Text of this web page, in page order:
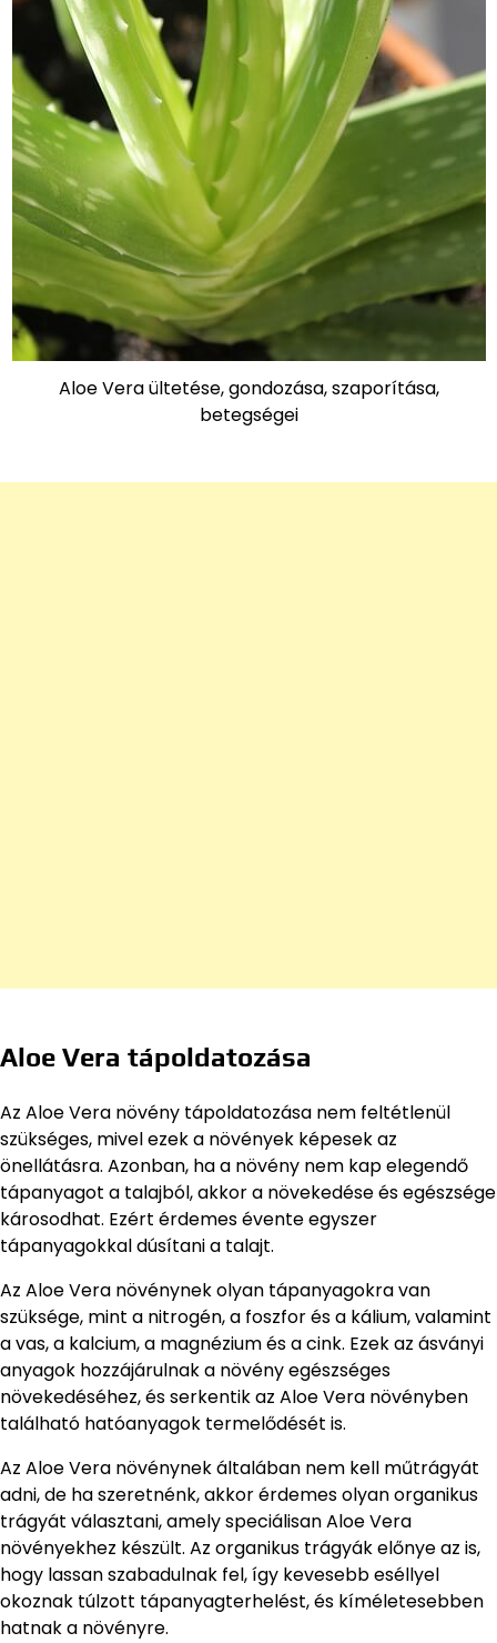
Aloe Vera ültetése, gondozása, szaporítása,
betegségei
Aloe Vera tápoldatozása
Az Aloe Vera növény tápoldatozása nem feltétlenül
szükséges, mivel ezek a növények képesek az
önellátásra. Azonban, ha a növény nem kap elegendő
tápanyagot a talajból, akkor a növekedése és egészsége
károsodhat. Ezért érdemes évente egyszer
tápanyagokkal dúsítani a talajt.
Az Aloe Vera növénynek olyan tápanyagokra van
szüksége, mint a nitrogén, a foszfor és a kálium, valamint
a vas, a kalcium, a magnézium és a cink. Ezek az ásványi
anyagok hozzájárulnak a növény egészséges
növekedéséhez, és serkentik az Aloe Vera növényben
található hatóanyagok termelődését is.
Az Aloe Vera növénynek általában nem kell műtrágyát
adni, de ha szeretnénk, akkor érdemes olyan organikus
trágyát választani, amely speciálisan Aloe Vera
növényekhez készült. Az organikus trágyák előnye az is,
hogy lassan szabadulnak fel, így kevesebb eséllyel
okoznak túlzott tápanyagterhelést, és kíméletesebben
hatnak a növényre.